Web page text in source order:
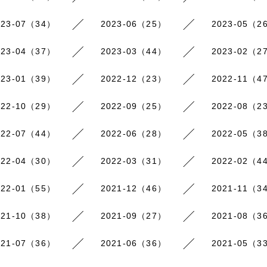
07（34） 2023-06（25） 2023-05（26
04（37） 2023-03（44） 2023-02（27
01（39） 2022-12（23） 2022-11（47
10（29） 2022-09（25） 2022-08（23
07（44） 2022-06（28） 2022-05（38
04（30） 2022-03（31） 2022-02（44
01（55） 2021-12（46） 2021-11（34
10（38） 2021-09（27） 2021-08（36
07（36） 2021-06（36） 2021-05（33